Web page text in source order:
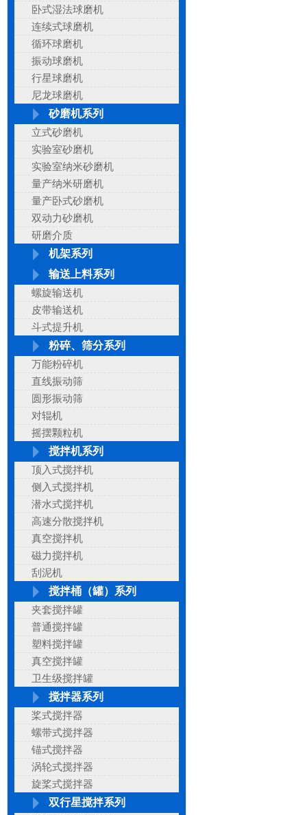
卧式湿法球磨机
连续式球磨机
循环球磨机
振动球磨机
行星球磨机
尼龙球磨机
砂磨机系列
立式砂磨机
实验室砂磨机
实验室纳米砂磨机
量产纳米研磨机
量产卧式砂磨机
双动力砂磨机
研磨介质
机架系列
输送上料系列
螺旋输送机
皮带输送机
斗式提升机
粉碎、筛分系列
万能粉碎机
直线振动筛
圆形振动筛
对辊机
摇摆颗粒机
搅拌机系列
顶入式搅拌机
侧入式搅拌机
潜水式搅拌机
高速分散搅拌机
真空搅拌机
磁力搅拌机
刮泥机
搅拌桶（罐）系列
夹套搅拌罐
普通搅拌罐
塑料搅拌罐
真空搅拌罐
卫生级搅拌罐
搅拌器系列
桨式搅拌器
螺带式搅拌器
锚式搅拌器
涡轮式搅拌器
旋桨式搅拌器
双行星搅拌系列